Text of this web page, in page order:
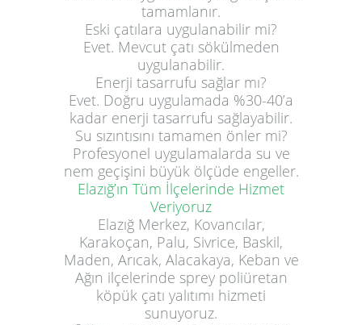
tamamlanır.
Eski çatılara uygulanabilir mi?
Evet. Mevcut çatı sökülmeden
uygulanabilir.
Enerji tasarrufu sağlar mı?
Evet. Doğru uygulamada %30-40’a
kadar enerji tasarrufu sağlayabilir.
Su sızıntısını tamamen önler mi?
Profesyonel uygulamalarda su ve
nem geçişini büyük ölçüde engeller.
Elazığ’ın Tüm İlçelerinde Hizmet
Veriyoruz
Elazığ Merkez, Kovancılar,
Karakoçan, Palu, Sivrice, Baskil,
Maden, Arıcak, Alacakaya, Keban ve
Ağın ilçelerinde sprey poliüretan
köpük çatı yalıtımı hizmeti
sunuyoruz.